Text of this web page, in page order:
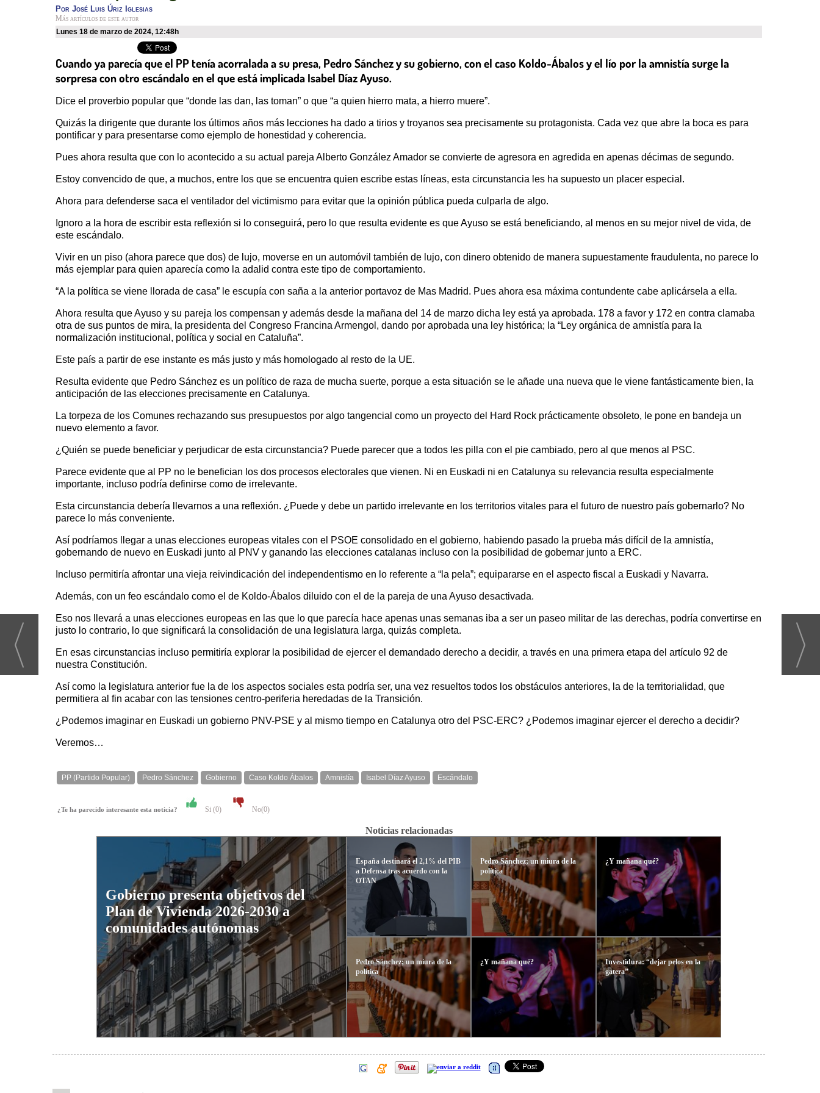
Por José Luis Úriz Iglesias
Más artículos de este autor
lunes 18 de marzo de 2024, 12:48h
Cuando ya parecía que el PP tenía acorralada a su presa, Pedro Sánchez y su gobierno, con el caso Koldo-Ábalos y el lío por la amnistía surge la
sorpresa con otro escándalo en el que está implicada Isabel Díaz Ayuso.
Dice el proverbio popular que “donde las dan, las toman” o que “a quien hierro mata, a hierro muere”.
Quizás la dirigente que durante los últimos años más lecciones ha dado a tirios y troyanos sea precisamente su protagonista. Cada vez que abre la boca es para
pontificar y para presentarse como ejemplo de honestidad y coherencia.
Pues ahora resulta que con lo acontecido a su actual pareja Alberto González Amador se convierte de agresora en agredida en apenas décimas de segundo.
Estoy convencido de que, a muchos, entre los que se encuentra quien escribe estas líneas, esta circunstancia les ha supuesto un placer especial.
Ahora para defenderse saca el ventilador del victimismo para evitar que la opinión pública pueda culparla de algo.
Ignoro a la hora de escribir esta reflexión si lo conseguirá, pero lo que resulta evidente es que Ayuso se está beneficiando, al menos en su mejor nivel de vida, de
este escándalo.
Vivir en un piso (ahora parece que dos) de lujo, moverse en un automóvil también de lujo, con dinero obtenido de manera supuestamente fraudulenta, no parece lo
más ejemplar para quien aparecía como la adalid contra este tipo de comportamiento.
“A la política se viene llorada de casa” le escupía con saña a la anterior portavoz de Mas Madrid. Pues ahora esa máxima contundente cabe aplicársela a ella.
Ahora resulta que Ayuso y su pareja los compensan y además desde la mañana del 14 de marzo dicha ley está ya aprobada. 178 a favor y 172 en contra clamaba
otra de sus puntos de mira, la presidenta del Congreso Francina Armengol, dando por aprobada una ley histórica; la “Ley orgánica de amnistía para la
normalización institucional, política y social en Cataluña”.
Este país a partir de ese instante es más justo y más homologado al resto de la UE.
Resulta evidente que Pedro Sánchez es un político de raza de mucha suerte, porque a esta situación se le añade una nueva que le viene fantásticamente bien, la
anticipación de las elecciones precisamente en Catalunya.
La torpeza de los Comunes rechazando sus presupuestos por algo tangencial como un proyecto del Hard Rock prácticamente obsoleto, le pone en bandeja un
nuevo elemento a favor.
¿Quién se puede beneficiar y perjudicar de esta circunstancia? Puede parecer que a todos les pilla con el pie cambiado, pero al que menos al PSC.
Parece evidente que al PP no le benefician los dos procesos electorales que vienen. Ni en Euskadi ni en Catalunya su relevancia resulta especialmente
importante, incluso podría definirse como de irrelevante.
Esta circunstancia debería llevarnos a una reflexión. ¿Puede y debe un partido irrelevante en los territorios vitales para el futuro de nuestro país gobernarlo? No
parece lo más conveniente.
Así podríamos llegar a unas elecciones europeas vitales con el PSOE consolidado en el gobierno, habiendo pasado la prueba más difícil de la amnistía,
gobernando de nuevo en Euskadi junto al PNV y ganando las elecciones catalanas incluso con la posibilidad de gobernar junto a ERC.
Incluso permitiría afrontar una vieja reivindicación del independentismo en lo referente a “la pela”; equipararse en el aspecto fiscal a Euskadi y Navarra.
Además, con un feo escándalo como el de Koldo-Ábalos diluido con el de la pareja de una Ayuso desactivada.
Eso nos llevará a unas elecciones europeas en las que lo que parecía hace apenas unas semanas iba a ser un paseo militar de las derechas, podría convertirse en
justo lo contrario, lo que significará la consolidación de una legislatura larga, quizás completa.
En esas circunstancias incluso permitiría explorar la posibilidad de ejercer el demandado derecho a decidir, a través en una primera etapa del artículo 92 de
nuestra Constitución.
Así como la legislatura anterior fue la de los aspectos sociales esta podría ser, una vez resueltos todos los obstáculos anteriores, la de la territorialidad, que
permitiera al fin acabar con las tensiones centro-periferia heredadas de la Transición.
¿Podemos imaginar en Euskadi un gobierno PNV-PSE y al mismo tiempo en Catalunya otro del PSC-ERC? ¿Podemos imaginar ejercer el derecho a decidir?
Veremos…
PP (Partido Popular) Pedro Sánchez Gobierno Caso Koldo Ábalos Amnistía Isabel Díaz Ayuso Escándalo
¿Te ha parecido interesante esta noticia? Si (0) No(0)
Noticias relacionadas
Gobierno presenta objetivos del
Plan de Vivienda 2026-2030 a
comunidades autónomas
España destinará el 2,1% del PIB
a Defensa tras acuerdo con la
OTAN
Pedro Sánchez; un miura de la
política
Pedro Sánchez; un miura de la
política
¿Y mañana qué?
¿Y mañana qué?
Investidura: “dejar pelos en la
gatera”